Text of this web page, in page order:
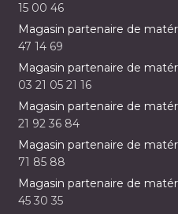
15 00 46
Magasin partenaire de
47 14 69
Magasin partenaire de
03 21 05 21 16
Magasin partenaire de
21 92 36 84
Magasin partenaire de
71 85 88
Magasin partenaire de
45 30 35